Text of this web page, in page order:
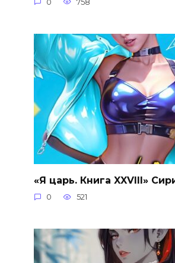
0 758
«Я царь. Книга XXVIII»
0 521